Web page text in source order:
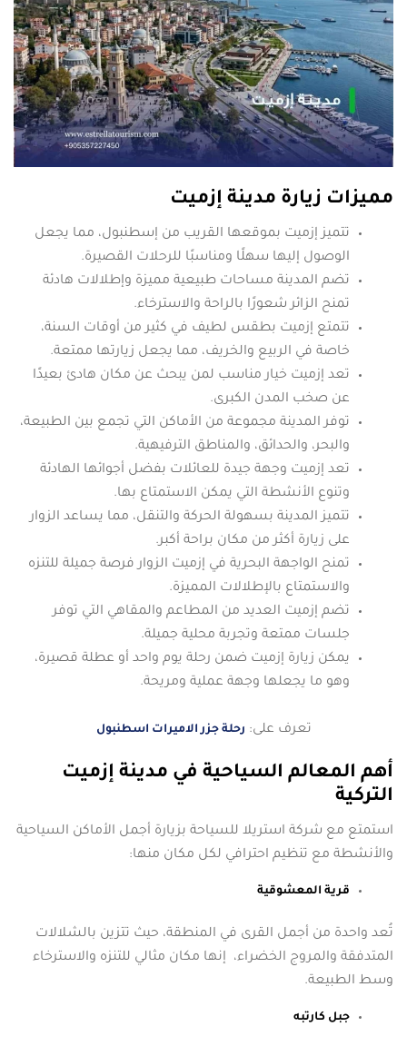
مميزات زيارة مدينة إزميت
تتميز إزميت بموقعها القريب من إسطنبول، مما يجعل
الوصول إليها سهلًا ومناسبًا للرحلات القصيرة.
تضم المدينة مساحات طبيعية مميزة وإطلالات هادئة
تمنح الزائر شعورًا بالراحة والاسترخاء.
تتمتع إزميت بطقس لطيف في كثير من أوقات السنة،
خاصة في الربيع والخريف، مما يجعل زيارتها ممتعة.
تعد إزميت خيار مناسب لمن يبحث عن مكان هادئ بعيدًا
عن صخب المدن الكبرى.
توفر المدينة مجموعة من الأماكن التي تجمع بين الطبيعة،
والبحر، والحدائق، والمناطق الترفيهية.
تعد إزميت وجهة جيدة للعائلات بفضل أجوائها الهادئة
وتنوع الأنشطة التي يمكن الاستمتاع بها.
تتميز المدينة بسهولة الحركة والتنقل، مما يساعد الزوار
على زيارة أكثر من مكان براحة أكبر.
تمنح الواجهة البحرية في إزميت الزوار فرصة جميلة للتنزه
والاستمتاع بالإطلالات المميزة.
تضم إزميت العديد من المطاعم والمقاهي التي توفر
جلسات ممتعة وتجربة محلية جميلة.
يمكن زيارة إزميت ضمن رحلة يوم واحد أو عطلة قصيرة،
وهو ما يجعلها وجهة عملية ومريحة.
تعرف على: رحلة جزر الاميرات اسطنبول
أهم المعالم السياحية في مدينة إزميت
التركية
استمتع مع شركة استريلا للسياحة بزيارة أجمل الأماكن السياحية
والأنشطة مع تنظيم احترافي لكل مكان منها:
قرية المعشوقية
تُعد واحدة من أجمل القرى في المنطقة، حيث تتزين بالشلالات
المتدفقة والمروج الخضراء، إنها مكان مثالي للتنزه والاسترخاء
وسط الطبيعة.
جبل كارتبه